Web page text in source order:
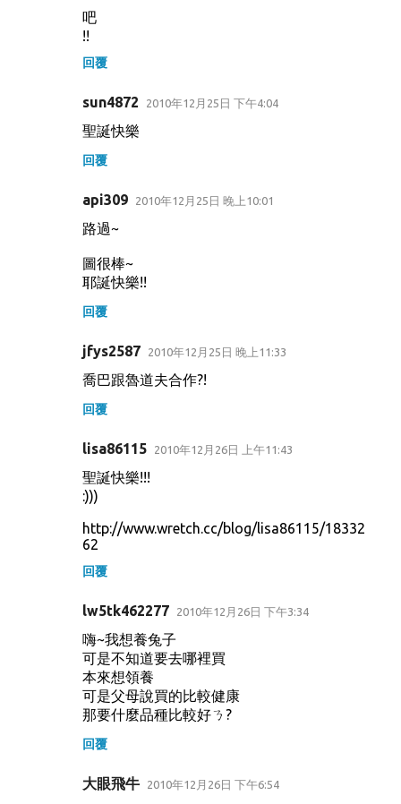
吧
!!
回覆
sun4872 2010年12月25日 下午4:04
聖誕快樂
回覆
api309 2010年12月25日 晚上10:01
路過~
圖很棒~
耶誕快樂!!
回覆
jfys2587 2010年12月25日 晚上11:33
喬巴跟魯道夫合作?!
回覆
lisa86115 2010年12月26日 上午11:43
聖誕快樂!!!
:)))
http://www.wretch.cc/blog/lisa86115/18332
62
回覆
lw5tk462277 2010年12月26日 下午3:34
嗨~我想養兔子
可是不知道要去哪裡買
本來想領養
可是父母說買的比較健康
那要什麼品種比較好ㄋ?
回覆
大眼飛牛 2010年12月26日 下午6:54